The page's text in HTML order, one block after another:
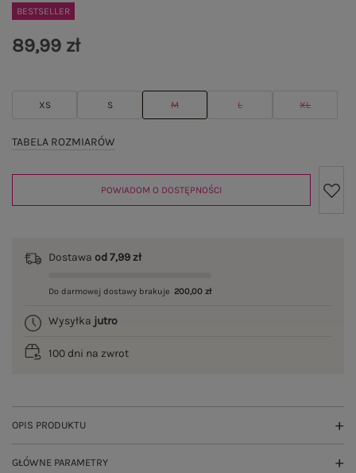
BESTSELLER
XS S M L XL
TABELA ROZMIARÓW
89,99 zł
POWIADOM O DOSTĘPNOŚCI
Dostawa od 7,99 zł
Do darmowej dostawy brakuje 200,00 zł
Wysyłka jutro
100 dni na zwrot
OPIS PRODUKTU
GŁÓWNE PARAMETRY